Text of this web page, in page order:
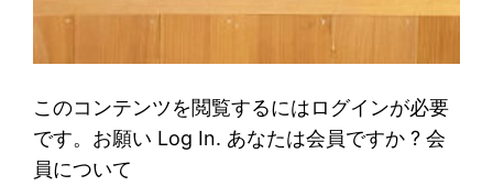
このコンテンツを閲覧するにはログインが必要
です。お願い Log In. あなたは会員ですか ? 会
員について